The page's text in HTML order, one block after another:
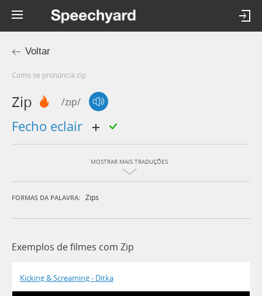
Voltar
Como se pronúncia zip
Zip /zɪp/
fecho eclair
MOSTRAR MAIS TRADUÇÕES
FORMAS DA PALAVRA: Zips
Exemplos de filmes com Zip
Kicking & Screaming - Ditka